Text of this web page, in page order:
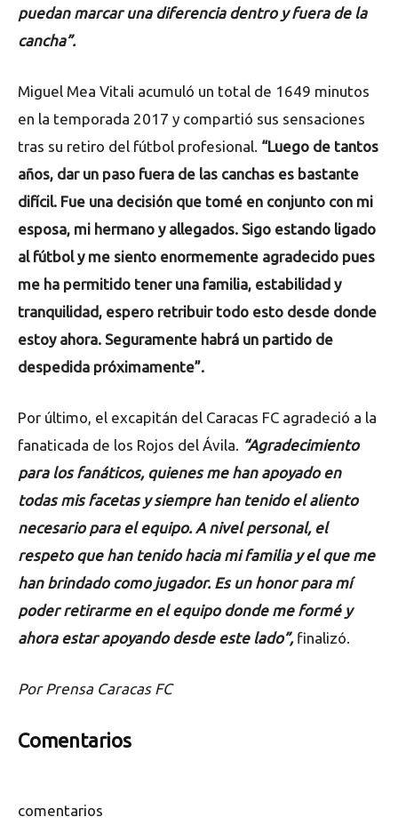
puedan marcar una diferencia dentro y fuera de la
cancha”.
Miguel Mea Vitali acumuló un total de 1649 minutos
en la temporada 2017 y compartió sus sensaciones
tras su retiro del fútbol profesional. “Luego de tantos
años, dar un paso fuera de las canchas es bastante
difícil. Fue una decisión que tomé en conjunto con mi
esposa, mi hermano y allegados. Sigo estando ligado
al fútbol y me siento enormemente agradecido pues
me ha permitido tener una familia, estabilidad y
tranquilidad, espero retribuir todo esto desde donde
estoy ahora. Seguramente habrá un partido de
despedida próximamente”.
Por último, el excapitán del Caracas FC agradeció a la
fanaticada de los Rojos del Ávila. “Agradecimiento
para los fanáticos, quienes me han apoyado en
todas mis facetas y siempre han tenido el aliento
necesario para el equipo. A nivel personal, el
respeto que han tenido hacia mi familia y el que me
han brindado como jugador. Es un honor para mí
poder retirarme en el equipo donde me formé y
ahora estar apoyando desde este lado”,finalizó.
Por Prensa Caracas FC
Comentarios
comentarios